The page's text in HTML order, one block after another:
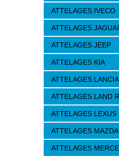
ATTELAGES IVECO
ATTELAGES
ATTELAGES JEEP
ATTELAGES KIA
ATTELAGES LANCIA
ATTELAGES LAND
ATTELAGES LEXUS
ATTELAGES MAZDA
ATTELAGES